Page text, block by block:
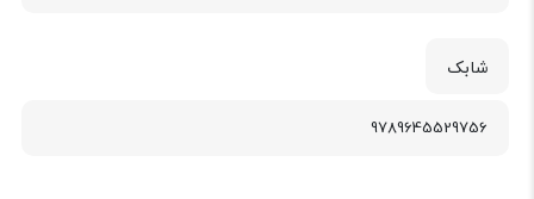
شابک
9789645529756